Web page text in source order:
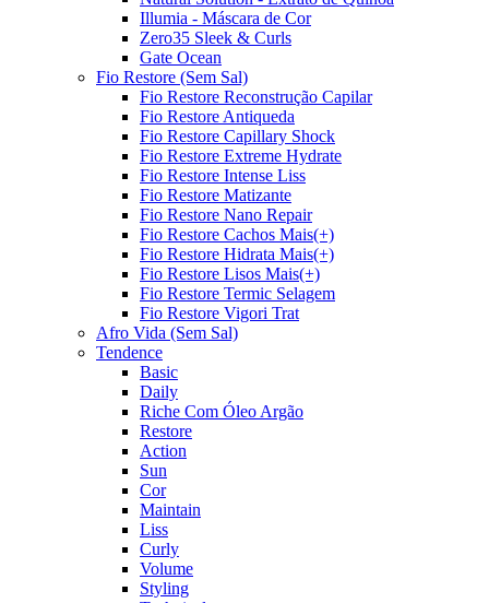
Illumia - Máscara de Cor
Zero35 Sleek & Curls
Gate Ocean
Fio Restore (Sem Sal)
Fio Restore Reconstrução Capilar
Fio Restore Antiqueda
Fio Restore Capillary Shock
Fio Restore Extreme Hydrate
Fio Restore Intense Liss
Fio Restore Matizante
Fio Restore Nano Repair
Fio Restore Cachos Mais(+)
Fio Restore Hidrata Mais(+)
Fio Restore Lisos Mais(+)
Fio Restore Termic Selagem
Fio Restore Vigori Trat
Afro Vida (Sem Sal)
Tendence
Basic
Daily
Riche Com Óleo Argão
Restore
Action
Sun
Cor
Maintain
Liss
Curly
Volume
Styling